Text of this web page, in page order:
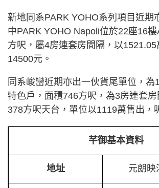
新地同系PARK YOHO系列項目近期
中PARK YOHO Napoli位於22座16
方呎，屬4房連套房間隔，以
14500元。
同系峻巒近期亦出一伙貨尾單位，為
特色戶，面積746方呎，為3房連套
378方呎天台，單位以1119萬售出，
芊御基本資料
地址 元朗映